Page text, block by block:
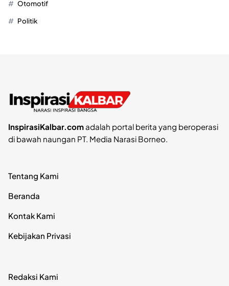
Otomotif
Politik
InspirasiKalbar.comadalah portal berita yang beroperasi
di bawah naungan PT. Media Narasi Borneo.
Tentang Kami
Beranda
Kontak Kami
Kebijakan Privasi
Redaksi Kami